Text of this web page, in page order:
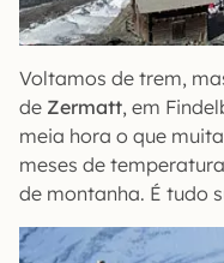
Voltamos de trem,
de Zermatt, em
meia hora o que
meses de
de montanha. É tudo